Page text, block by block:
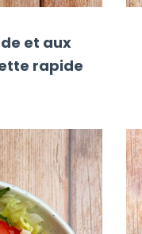
et aux
rapide